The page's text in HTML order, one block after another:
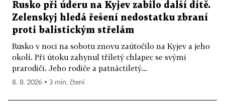
Rusko při úderu na Kyjev zabilo další dítě.
Zelenskyj hledá řešení nedostatku zbraní
proti balistickým střelám
Rusko v noci na sobotu znovu zaútočilo na Kyjev a jeho
okolí. Při útoku zahynul tříletý chlapec se svými
prarodiči. Jeho rodiče a patnáctiletý...
8. 8. 2026 ▪ 3 min. čtení